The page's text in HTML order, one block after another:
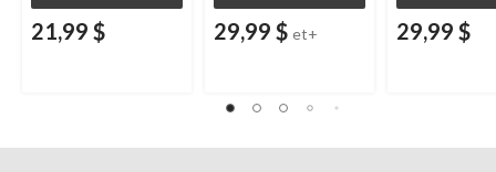
21,99 $ 29,99 $ et+ 29,99 $